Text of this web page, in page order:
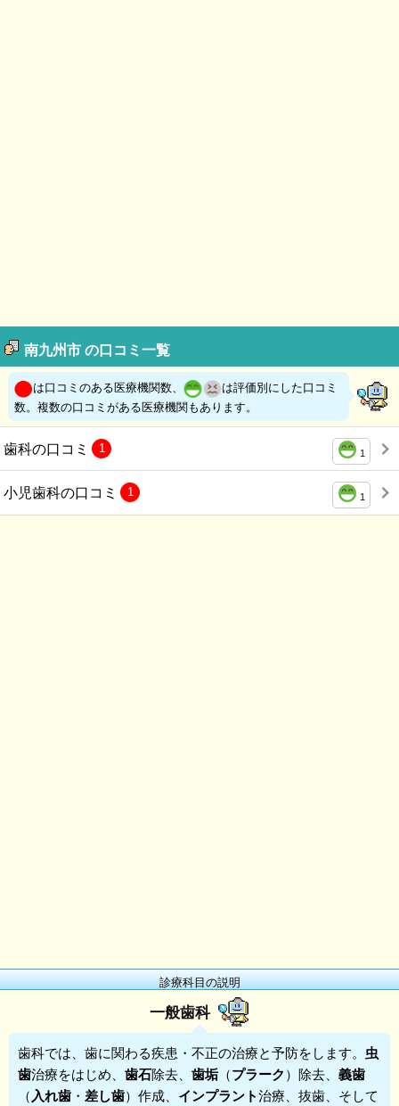
南九州市 の口コミ一覧
は口コミのある医療機関数、
は評価別にした口コミ
数。複数の口コミがある医療機関もあります。
歯科の口コミ 1
1
小児歯科の口コミ 1
1
診療科目の説明
一般歯科
歯科では、歯に関わる疾患・不正の治療と予防をします。 虫
歯治療をはじめ、 歯石除去、 歯垢 （プラーク）除去、 義歯
（入れ歯 ・ 差し歯）作成、 インプラント治療、抜歯、そして